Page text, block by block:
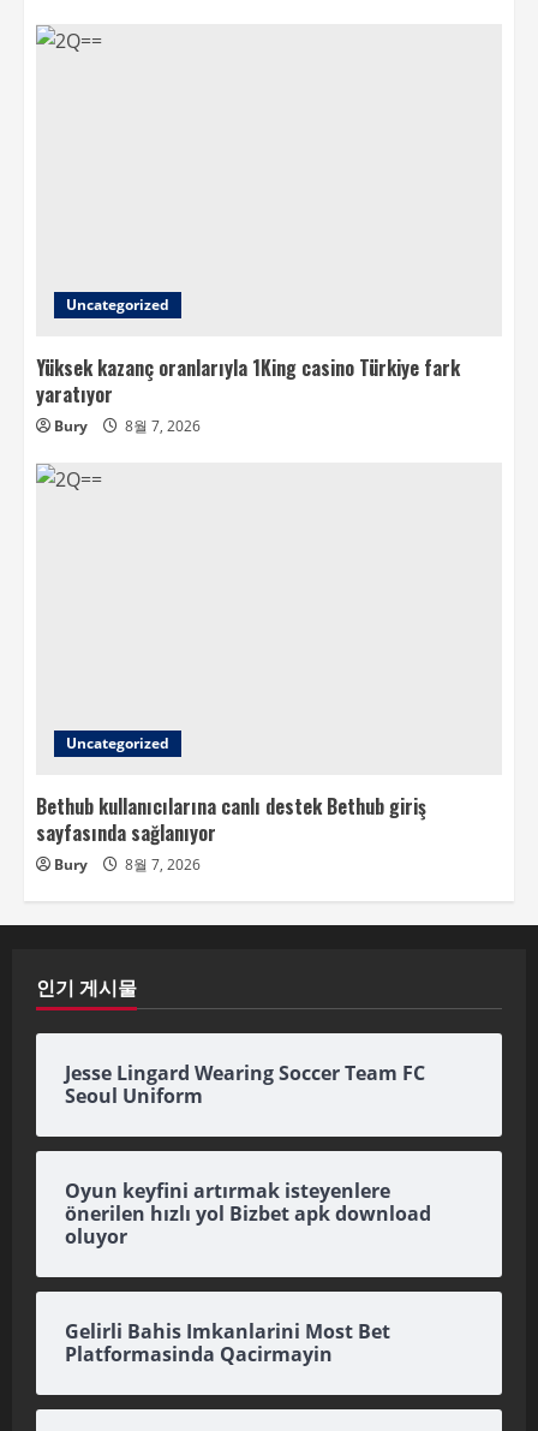
Uncategorized
Yüksek kazanç oranlarıyla 1King casino Türkiye fark
yaratıyor
Bury 8월 7, 2026
Uncategorized
Bethub kullanıcılarına canlı destek Bethub giriş
sayfasında sağlanıyor
Bury 8월 7, 2026
인기 게시물
Jesse Lingard Wearing Soccer Team FC
Seoul Uniform
Oyun keyfini artırmak isteyenlere
önerilen hızlı yol Bizbet apk download
oluyor
Gelirli Bahis Imkanlarini Most Bet
Platformasinda Qacirmayin